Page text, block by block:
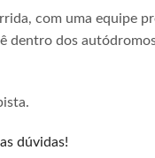
com uma equipe
dentro dos
dúvidas!